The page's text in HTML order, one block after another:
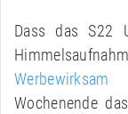
Dass das S22
Wochenende